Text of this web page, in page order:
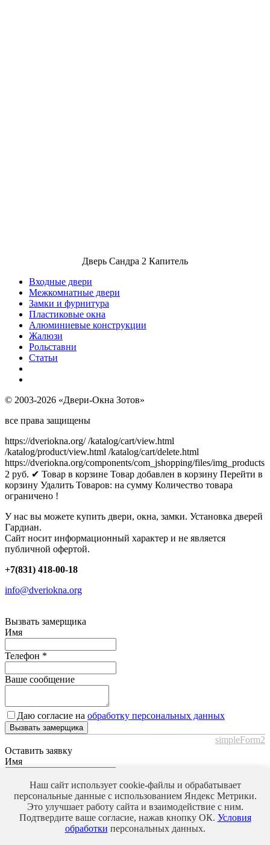
Дверь Сандра 2 Капитель
Входные двери
Межкомнатные двери
Замки и фурнитура
Пластиковые окна
Алюминиевые конструкции
Жалюзи
Рольставни
Статьи
© 2003-2026 «Двери-Окна Зотов»
все права защищены
https://dveriokna.org/ /katalog/cart/view.html
/katalog/product/view.html /katalog/cart/delete.html
https://dveriokna.org/components/com_jshopping/files/img_products
2 руб. ✔ Товар в корзине Товар добавлен в корзину Перейти в
корзину Удалить Товаров: на сумму Количество товара
ограничено !
У нас вы можете купить двери, окна, замки. Установка дверей
Гардиан.
Сайт носит информационный характер и не является
публичной офертой.
+7(831) 418-00-18
info@dveriokna.org
Вызвать замерщика
Имя
Телефон *
Ваше сообщение
Даю согласие на обработку персональных данных
Вызвать замерщика
simpleForm2
Оставить заявку
Имя
Телефон*
Ваше сообщение
Наш сайт использует cookie-файлы и обрабатывает
персональные данные с использованием Яндекс Метрики.
Это улучшает работу сайта и взаимодействие с ним.
Подтвердите ваше согласие, нажав кнопку ОК. Условия
обработки персональных данных.